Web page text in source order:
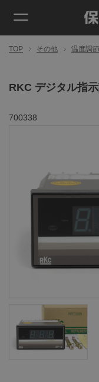
TOP その他 温度調
RKC デジタル指
700338